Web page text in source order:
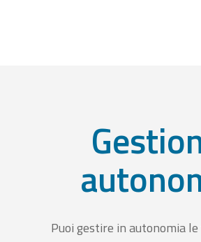
Puoi gestire in autonomia